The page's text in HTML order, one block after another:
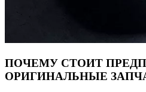
ПОЧЕМУ СТОИТ
ОРИГИНАЛЬНЫЕ